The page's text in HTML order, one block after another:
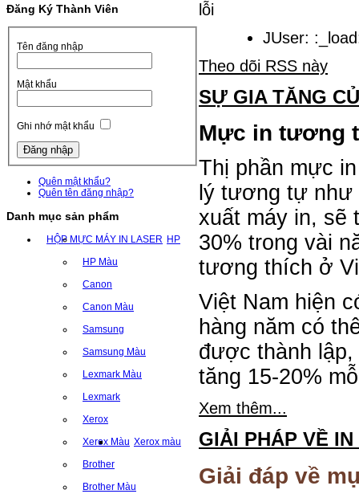
Đăng Ký Thành Viên
Tên đăng nhập
Mật khẩu
Ghi nhớ mật khẩu
Quên mật khẩu?
Quên tên đăng nhập?
Danh mục sản phẩm
HỘP MỰC MÁY IN LASER HP
HP Màu
Canon
Canon Màu
Samsung
Samsung Màu
Lexmark Màu
Lexmark
Xerox
Xerox Màu Xerox màu
Brother
Brother Màu
lỗi
JUser:
Theo dõi RSS này
SỰ GIA TĂNG
Mực in tương
Thị phần mực
lý tương tự như
xuất máy in, sẽ
30% trong vài
tương thích ở
Việt Nam hiện
hàng năm có
được thành
tăng 15-20%
Xem thêm...
GIẢI PHÁP VỀ IN
Giải đáp về